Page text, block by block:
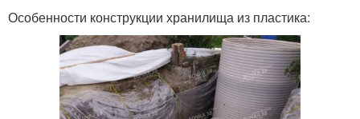
Особенности конструкции хранилища из пластика: